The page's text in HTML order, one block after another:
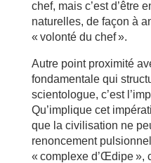
chef, mais c’est d’être
naturelles, de façon à
« volonté du chef ».
Autre point proximité
fondamentale qui
scientologue, c’est
Qu’implique cet
que la civilisation ne
renoncement
« complexe d’Œdipe »,